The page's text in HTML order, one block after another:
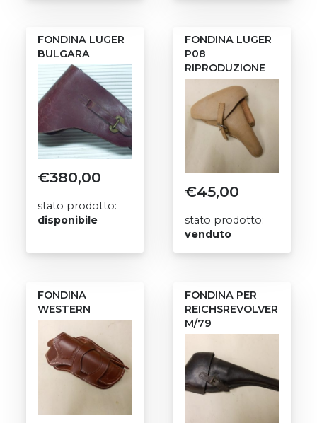
FONDINA LUGER
BULGARA
€380,00
stato prodotto:
disponibile
FONDINA LUGER
P08
RIPRODUZIONE
€45,00
stato prodotto:
venduto
FONDINA
WESTERN
FONDINA PER
REICHSREVOLVER
M/79